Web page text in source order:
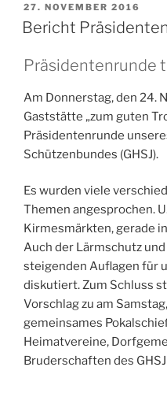
VERÖFFENTLICHT
AM
27. NOVEMBER 2016
Bericht
Präsidentenrunde
Am Donnerstag, den 24.
Gaststätte „zum guten
Präsidentenrunde
Schützenbundes (GHSJ).
Es wurden viele
Themen angesprochen.
Kirmesmärkten, gerade
Auch der Lärmschutz
steigenden Auflagen für
diskutiert. Zum Schluss
Vorschlag zu am
gemeinsames
Heimatvereine,
Bruderschaften des